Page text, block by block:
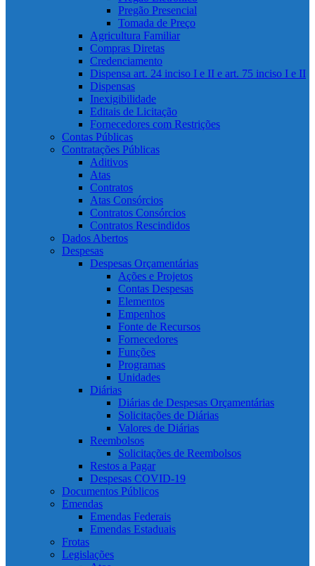
Pregão Presencial
Tomada de Preço
Agricultura Familiar
Compras Diretas
Credenciamento
Dispensa art. 24 inciso I e II e art. 75 inciso I e II
Dispensas
Inexigibilidade
Editais de Licitação
Fornecedores com Restrições
Contas Públicas
Contratações Públicas
Aditivos
Atas
Contratos
Atas Consórcios
Contratos Consórcios
Contratos Rescindidos
Dados Abertos
Despesas
Despesas Orçamentárias
Ações e Projetos
Contas Despesas
Elementos
Empenhos
Fonte de Recursos
Fornecedores
Funções
Programas
Unidades
Diárias
Diárias de Despesas Orçamentárias
Solicitações de Diárias
Valores de Diárias
Reembolsos
Solicitações de Reembolsos
Restos a Pagar
Despesas COVID-19
Documentos Públicos
Emendas
Emendas Federais
Emendas Estaduais
Frotas
Legislações